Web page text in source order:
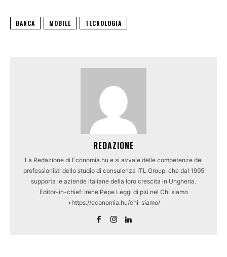
BANCA MOBILE TECNOLOGIA
REDAZIONE
La Redazione di Economia.hu e si avvale delle competenze dei
professionisti dello studio di consulenza ITL Group, che dal 1995
supporta le aziende italiane della loro crescita in Ungheria.
Editor-in-chief: Irene Pepe Leggi di piú nel Chi siamo
>https://economia.hu/chi-siamo/